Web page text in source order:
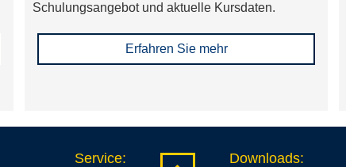
(Operation Manager)
iT material
Schulungsangebot und aktuelle Kursdaten.
Erfahren Sie mehr
Service: Downloads: